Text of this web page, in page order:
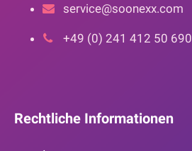
service@soonexx.com
+49 (0) 241 412 50 690
Rechtliche Informationen